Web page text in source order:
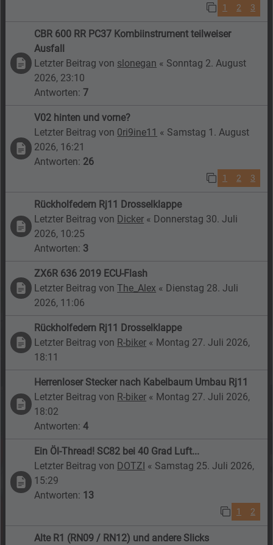
1 2 3
CBR 600 RR PC37 Kombiinstrument teilweiser
Ausfall
Letzter Beitrag von slonegan « Sonntag 2. August
2026, 23:10
Antworten:7
V02 hinten und vorne?
Letzter Beitrag von 0ri9ine11 « Samstag 1. August
2026, 16:21
Antworten: 26
1 2 3
Rückholfedern Rj11 Drosselklappe
Letzter Beitrag von Dicker « Donnerstag 30. Juli
2026, 10:25
Antworten: 3
ZX6R 636 2019 ECU-Flash
Letzter Beitrag vonThe_Alex « Dienstag 28. Juli
2026, 11:06
Rückholfedern Rj11 Drosselklappe
Letzter Beitrag von R-biker « Montag 27. Juli 2026,
18:11
Herrenloser Stecker nach Kabelbaum Umbau Rj11
Letzter Beitrag von R-biker « Montag 27. Juli 2026,
18:02
Antworten:4
Ein Öl-Thread! SC82 bei 40 Grad Luft...
Letzter Beitrag von DOTZI « Samstag 25. Juli 2026,
15:29
Antworten: 13
1 2
Alte R1 (RN09 / RN12) und andere Slicks